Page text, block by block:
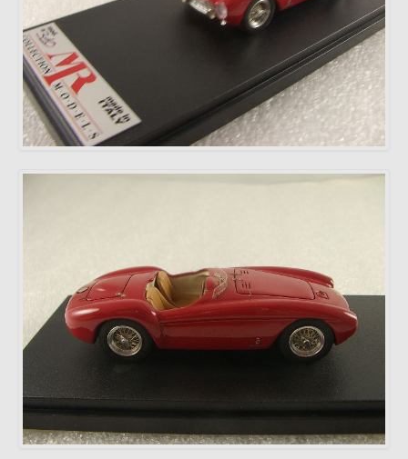
Ouvert:
du lundi au vendredi 15h00-
19h00
Samedi: Service sur rendez-
vous.
Téléphone *: +351
253272431
communications dépend du
tarif convenu avec votre
opérateur.